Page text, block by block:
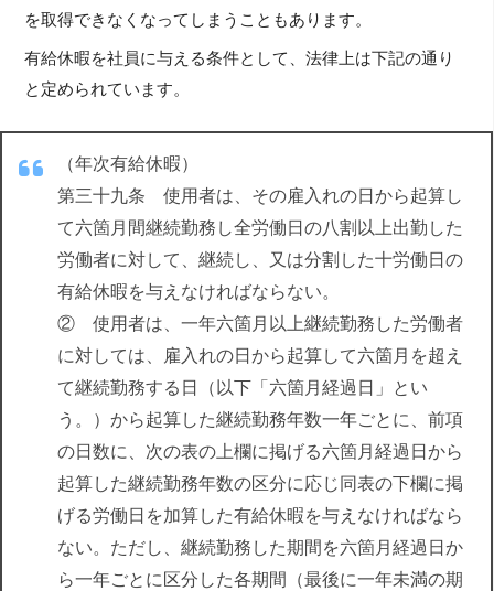
を取得できなくなってしまうこともあります。
有給休暇を社員に与える条件として、法律上は下記の通り
と定められています。
（年次有給休暇）
第三十九条 使用者は、その雇入れの日から起算し
て六箇月間継続勤務し全労働日の八割以上出勤した
労働者に対して、継続し、又は分割した十労働日の
有給休暇を与えなければならない。
② 使用者は、一年六箇月以上継続勤務した労働者
に対しては、雇入れの日から起算して六箇月を超え
て継続勤務する日（以下「六箇月経過日」とい
う。）から起算した継続勤務年数一年ごとに、前項
の日数に、次の表の上欄に掲げる六箇月経過日から
起算した継続勤務年数の区分に応じ同表の下欄に掲
げる労働日を加算した有給休暇を与えなければなら
ない。ただし、継続勤務した期間を六箇月経過日か
ら一年ごとに区分した各期間（最後に一年未満の期